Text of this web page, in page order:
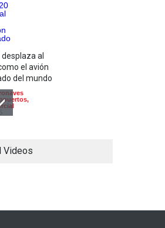
al
el avión
del mundo
,
de la NASA
Videos